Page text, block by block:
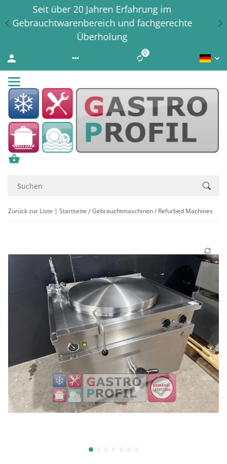
Erfahrung in der Systemgastronomie seit 1978
0Liste ist leer
Zurück zur Liste Startseite Gebrauchtmaschinen / Refurbed Machines